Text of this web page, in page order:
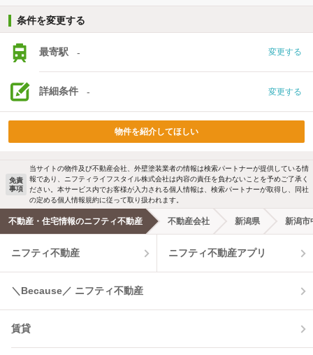
条件を変更する
最寄駅 - 変更する
詳細条件 - 変更する
物件を紹介してほしい
免責
事項
当サイトの物件及び不動産会社、外壁塗装業者の情報は検索パートナーが提供している情
報であり、ニフティライフスタイル株式会社は内容の責任を負わないことを予めご了承く
ださい。本サービス内でお客様が入力される個人情報は、検索パートナーが取得し、同社
の定める個人情報規約に従って取り扱われます。
不動産・住宅情報のニフティ不動産 不動産会社 新潟県 新潟市
ニフティ不動産 ニフティ不動産アプリ
＼Because／ ニフティ不動産
賃貸